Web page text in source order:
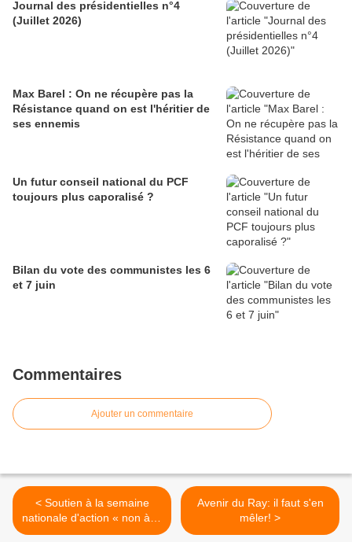
Journal des présidentielles n°4
(Juillet 2026)
Max Barel : On ne récupère pas la
Résistance quand on est l'héritier de
ses ennemis
Un futur conseil national du PCF
toujours plus caporalisé ?
Bilan du vote des communistes les 6
et 7 juin
Commentaires
Ajouter un commentaire
< Soutien à la semaine
nationale d'action « non à la
disparition des associations
Avenir du Ray: il faut s'en
mêler! >